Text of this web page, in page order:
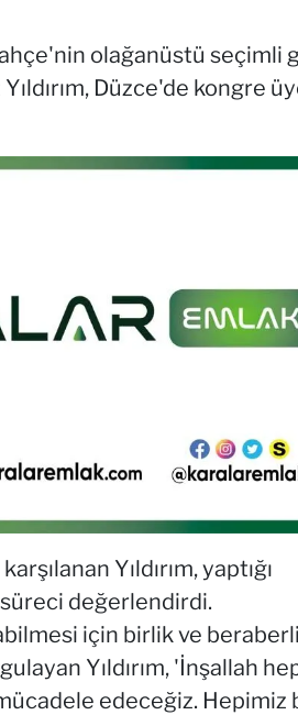
olağanüstü seçimli
Düzce'de kongre
Yıldırım, yaptığı
değerlendirdi.
için birlik ve
Yıldırım, 'İnşallah
edeceğiz. Hepimiz